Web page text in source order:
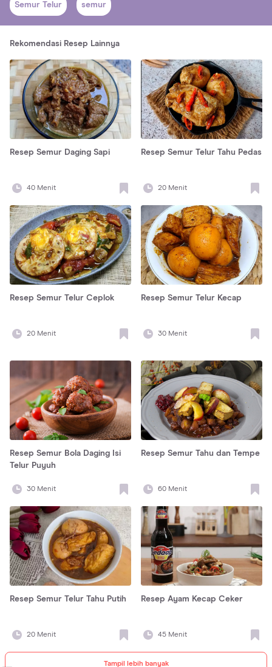
Semur Telur semur
Rekomendasi Resep Lainnya
Resep Semur Daging Sapi
40 Menit
Resep Semur Telur Tahu Pedas
20 Menit
Resep Semur Telur Ceplok
20 Menit
Resep Semur Telur Kecap
30 Menit
Resep Semur Bola Daging Isi
Telur Puyuh
30 Menit
Resep Semur Tahu dan Tempe
60 Menit
Resep Semur Telur Tahu Putih
20 Menit
Resep Ayam Kecap Ceker
45 Menit
Tampil lebih banyak